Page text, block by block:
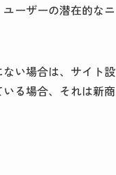
ーザーの潜在的なニ
い場合は、サイト設
る場合、それは新商